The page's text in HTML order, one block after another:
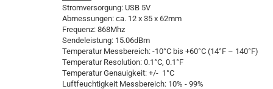
Stromversorgung: USB 5V
Abmessungen: ca. 12 x 35 x 62mm
Frequenz: 868Mhz
Sendeleistung: 15.06dBm
Temperatur Messbereich: -10°C bis +60°C (14°F – 140°F)
Temperatur Resolution: 0.1°C, 0.1°F
Temperatur Genauigkeit: +/- 1°C
Luftfeuchtigkeit Messbereich: 10% - 99%